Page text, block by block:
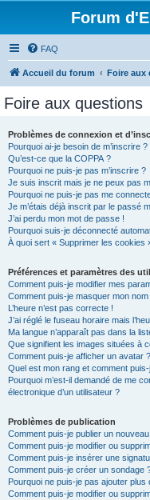
Forum
FAQ
Accueil du forum Foire aux
Foire aux questions
Problèmes de connexion et
Pourquoi ai-je besoin de m’inscrire ?
Qu’est-ce que la COPPA ?
Pourquoi ne puis-je pas m’inscrire ?
Je suis inscrit mais je ne peux pas
Pourquoi ne puis-je pas me
Je m’étais déjà inscrit par le passé
J’ai perdu mon mot de passe !
Pourquoi suis-je déconnecté
À quoi sert « Supprimer les cookies
Préférences et paramètres des
Comment puis-je modifier mes
Comment puis-je masquer mon
L’heure n’est pas correcte !
J’ai réglé le fuseau horaire mais
Ma langue n’apparaît pas dans la
Que signifient les images situées à
Comment puis-je afficher un avatar ?
Quel est mon rang et comment
Pourquoi m’est-il demandé de me
électronique d’un utilisateur ?
Problèmes de publication
Comment puis-je publier un
Comment puis-je modifier ou
Comment puis-je insérer une
Comment puis-je créer un sondage
Pourquoi ne puis-je pas ajouter plus
Comment puis-je modifier ou